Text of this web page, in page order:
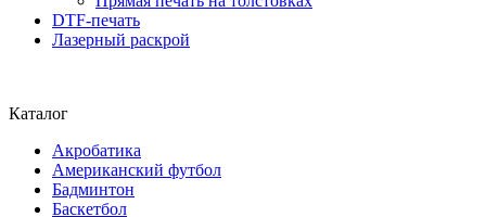
DTF-печать
Лазерный раскрой
Каталог
Акробатика
Американский футбол
Бадминтон
Баскетбол